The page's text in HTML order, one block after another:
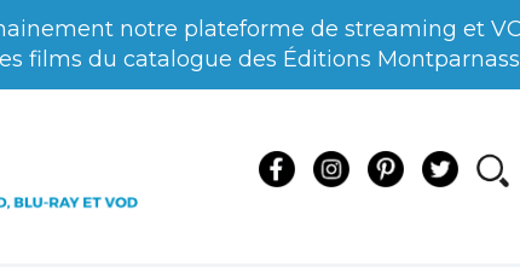
notre plateforme de streaming et
films du catalogue des Éditions